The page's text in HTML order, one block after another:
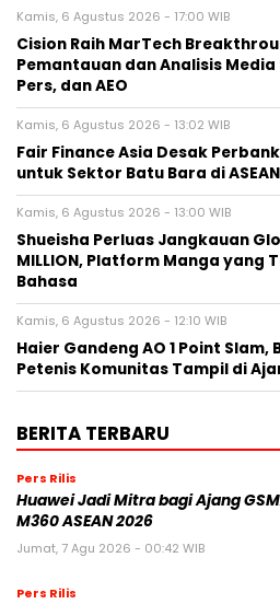
Kamis, 6 Agustus 2026 - 17:00 WIB
Cision Raih MarTech
Pemantauan dan Analisis
Pers, dan AEO
Kamis, 6 Agustus 2026 - 13:02 WIB
Fair Finance Asia Desak
untuk Sektor Batu Bara di ASEAN
Kamis, 6 Agustus 2026 - 13:00 WIB
Shueisha Perluas Jangkauan
MILLION, Platform Manga yang
Bahasa
Kamis, 6 Agustus 2026 - 12:10 WIB
Haier Gandeng AO 1 Point Slam,
Petenis Komunitas Tampil di
BERITA TERBARU
Pers Rilis
Huawei Jadi Mitra bagi Ajang
M360 ASEAN 2026
Jumat, 7 Agu 2026 - 00:42 WIB
Pers Rilis